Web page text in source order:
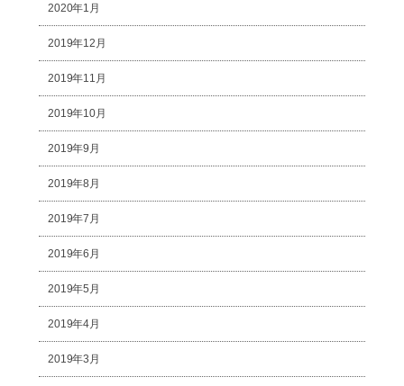
2020年1月
2019年12月
2019年11月
2019年10月
2019年9月
2019年8月
2019年7月
2019年6月
2019年5月
2019年4月
2019年3月